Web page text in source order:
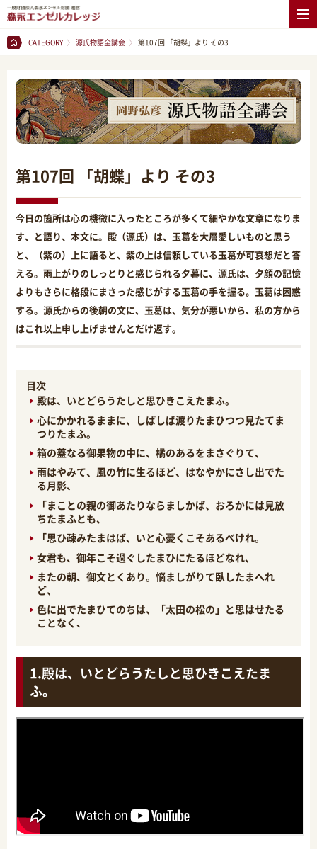
CATEGORY 源氏物語全講会 第107回 「胡蝶」より その3
第107回 「胡蝶」より その3
今日の箇所は心の機微に入ったところが多くて細やかな文章になりま
す、と語り、本文に。殿（源氏）は、玉葛を大層愛しいものと思う
と、（紫の）上に語ると、紫の上は信頼している玉葛が可哀想だと答
える。雨上がりのしっとりと感じられる夕暮に、源氏は、夕顔の記憶
よりもさらに格段にまさった感じがする玉葛の手を握る。玉葛は困惑
する。源氏からの後朝の文に、玉葛は、気分が悪いから、私の方から
はこれ以上申し上げませんとだけ返す。
目次
殿は、いとどらうたしと思ひきこえたまふ。
心にかかれるままに、しばしば渡りたまひつつ見たてま
つりたまふ。
箱の蓋なる御果物の中に、橘のあるをまさぐりて、
雨はやみて、風の竹に生るほど、はなやかにさし出でた
る月影、
「まことの親の御あたりならましかば、おろかには見放
ちたまふとも、
「思ひ疎みたまはば、いと心憂くこそあるべけれ。
女君も、御年こそ過ぐしたまひにたるほどなれ、
またの朝、御文とくあり。悩ましがりて臥したまへれ
ど、
色に出でたまひてのちは、「太田の松の」と思はせたる
ことなく、
殿は、いとどらうたしと思ひきこえたま
ふ。